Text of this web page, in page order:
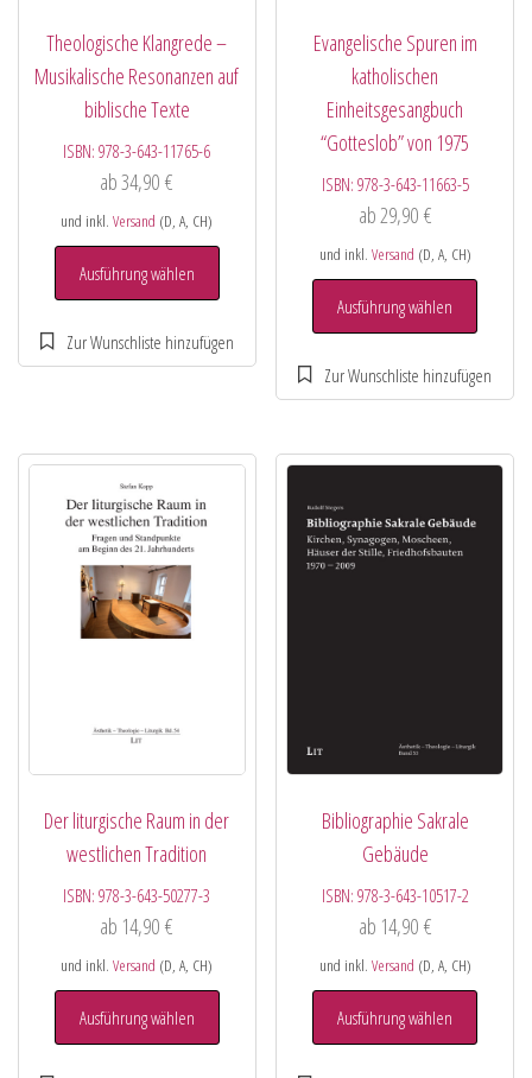
Theologische Klangrede –
Musikalische Resonanzen auf
biblische Texte
ISBN:978-3-643-11765-6
ab34,90€
und inkl.Versand (D, A, CH)
Ausführung wählen
Evangelische Spuren im
katholischen
Einheitsgesangbuch
“Gotteslob” von 1975
ISBN: 978-3-643-11663-5
ab29,90 €
und inkl. Versand (D, A, CH)
Ausführung wählen
Der liturgische Raum in der
westlichen Tradition
ISBN:978-3-643-50277-3
ab 14,90€
und inkl.Versand (D, A, CH)
Ausführung wählen
Bibliographie Sakrale
Gebäude
ISBN: 978-3-643-10517-2
ab 14,90 €
und inkl. Versand (D, A, CH)
Ausführung wählen